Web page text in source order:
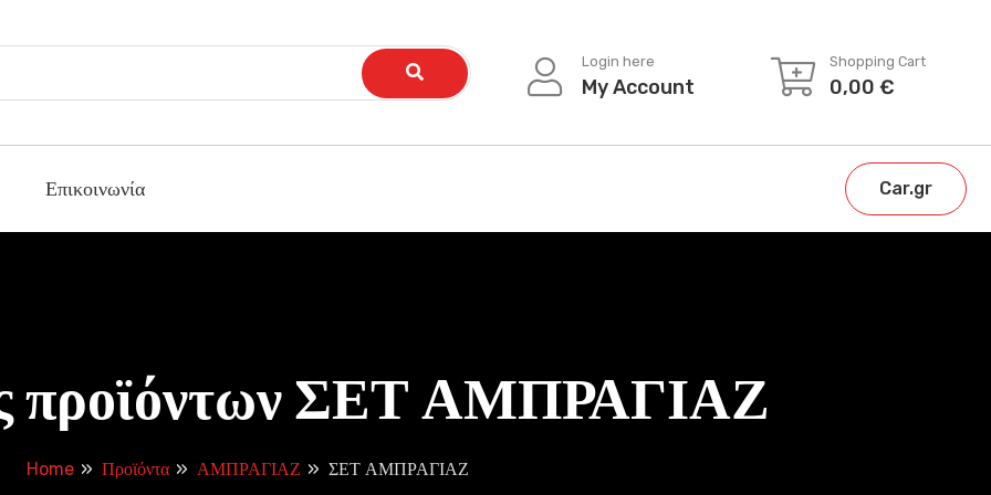
Login here
My Account
Shopping Cart
0,00 €
Επικοινωνία Car.gr
προϊόντων ΣΕΤ ΑΜΠΡΑΓΙΑΖ
Home Προϊόντα ΑΜΠΡΑΓΙΑΖ ΣΕΤ ΑΜΠΡΑΓΙΑΖ